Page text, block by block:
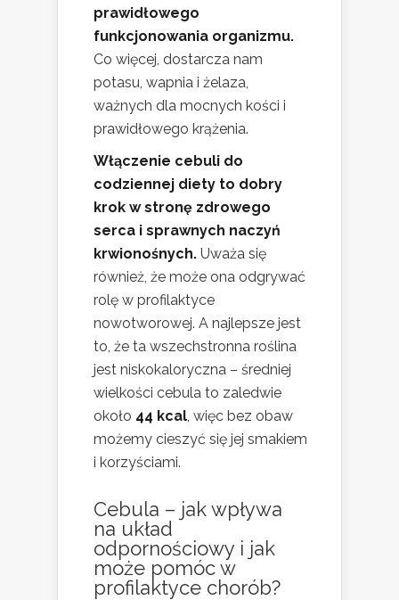
prawidłowego
funkcjonowania organizmu.
Co więcej, dostarcza nam
potasu, wapnia i żelaza,
ważnych dla mocnych kości i
prawidłowego krążenia.
Włączenie cebuli do
codziennej diety to dobry
krok w stronę zdrowego
serca i sprawnych naczyń
krwionośnych. Uważa się
również, że może ona odgrywać
rolę w profilaktyce
nowotworowej. A najlepsze jest
to, że ta wszechstronna roślina
jest niskokaloryczna – średniej
wielkości cebula to zaledwie
około 44 kcal, więc bez obaw
możemy cieszyć się jej smakiem
i korzyściami.
Cebula – jak wpływa
na układ
odpornościowy i jak
może pomóc w
profilaktyce chorób?